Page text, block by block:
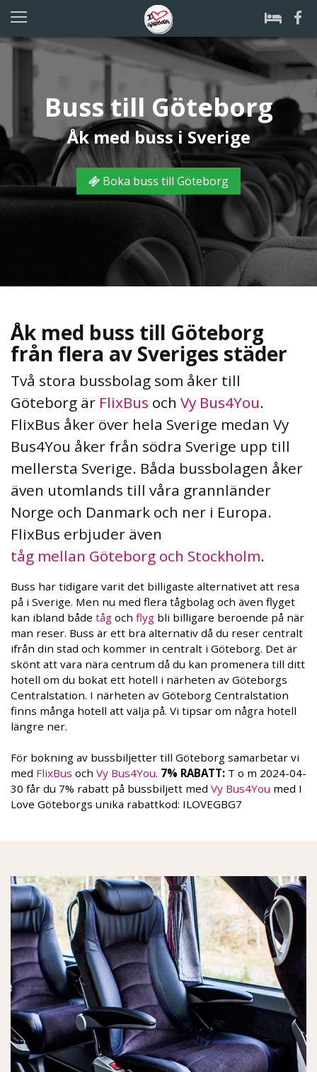
Buss till Göteborg
Åk med buss i Sverige
Boka buss till Göteborg
Åk med buss till Göteborg
från flera av Sveriges städer
Två stora bussbolag som åker till
Göteborg är FlixBus och Vy Bus4You.
FlixBus åker över hela Sverige medan Vy
Bus4You åker från södra Sverige upp till
mellersta Sverige. Båda bussbolagen åker
även utomlands till våra grannländer
Norge och Danmark och ner i Europa.
FlixBus erbjuder även
tåg mellan Göteborg och Stockholm.
Buss har tidigare varit det billigaste alternativet att resa
på i Sverige. Men nu med flera tågbolag och även flyget
kan ibland både tåg och flyg bli billigare beroende på när
man reser. Buss är ett bra alternativ då du reser centralt
ifrån din stad och kommer in centralt i Göteborg. Det är
skönt att vara nära centrum då du kan promenera till ditt
hotell om du bokat ett hotell i närheten av Göteborgs
Centralstation. I närheten av Göteborg Centralstation
finns många hotell att välja på. Vi tipsar om några hotell
längre ner.
För bokning av bussbiljetter till Göteborg samarbetar vi
med FlixBus och Vy Bus4You. 7% RABATT: T o m 2024-04-
30 får du 7% rabatt på bussbiljett med Vy Bus4You med I
Love Göteborgs unika rabattkod: ILOVEGBG7